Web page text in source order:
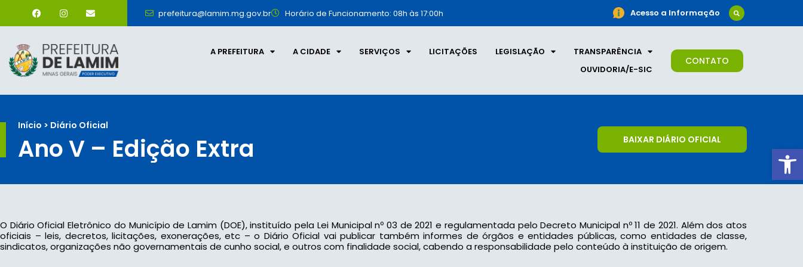
prefeitura@lamim.mg.gov.br Horário de Funcionamento: 08h às 17:00h Acesso a Informação
A PREFEITURA A CIDADE SERVIÇOS LICITAÇÕES LEGISLAÇÃO
TRANSPARÊNCIA
OUVIDORIA/E-SIC
CONTATO
Início > Diário Oficial
Ano V – Edição Extra BAIXAR DIÁRIO OFICIAL
O Diário Oficial Eletrônico do Município de Lamim (DOE), instituído pela Lei Municipal nº 03 de 2021 e regulamentada pelo Decreto Municipal nº 11 de 2021. Além dos atos
oficiais – leis, decretos, licitações, exonerações, etc – o Diário Oficial vai publicar também informes de órgãos e entidades públicas, como entidades de classe,
sindicatos, organizações não governamentais de cunho social, e outros com finalidade social, cabendo a responsabilidade pelo conteúdo à instituição de origem.